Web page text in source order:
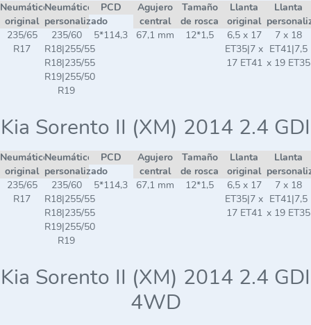
Neumático
original
Neumático
personalizado
PCD
Agujero
central
Tamaño
de rosca
Llanta
original
Llanta
235/65
R17
235/60
R18|255/55
R18|235/55
R19|255/50
R19
5*114,3 67,1 mm 12*1,5
6,5 x 17
ET35|7 x
17 ET41
7 x 18
ET41|7,5
x 19 ET35
Kia Sorento II (XM) 2014 2.4 GDI
Neumático
original
Neumático
personalizado
PCD
Agujero
central
Tamaño
de rosca
Llanta
original
Llanta
235/65
R17
235/60
R18|255/55
R18|235/55
R19|255/50
R19
5*114,3 67,1 mm 12*1,5
6,5 x 17
ET35|7 x
17 ET41
7 x 18
ET41|7,5
x 19 ET35
Kia Sorento II (XM) 2014 2.4 GDI
4WD